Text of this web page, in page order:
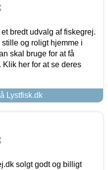
bredt udvalg af fiskegrej.
og roligt hjemme i
skal bruge for at få
her for at se deres
Lystfisk.dk
solgt godt og billigt